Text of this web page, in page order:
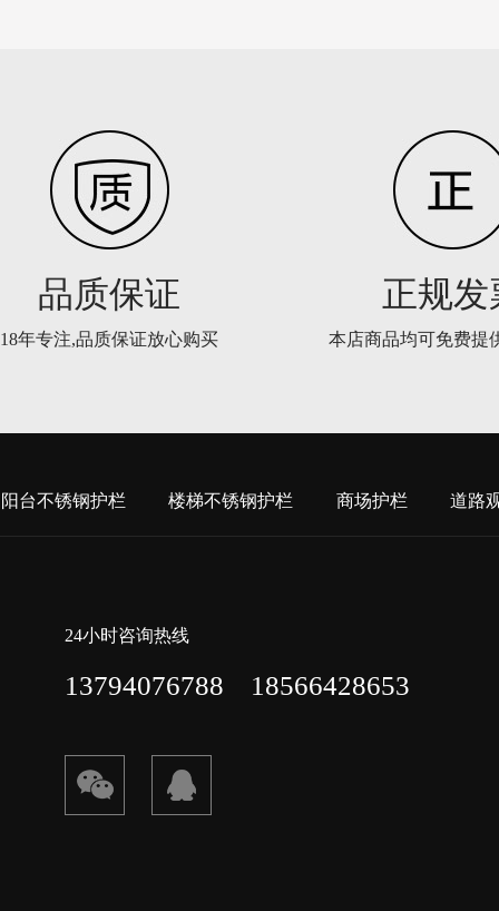
品质保证
18年专注,品质保证放心购买
正规发
本店商品均可免费提
阳台不锈钢护栏 楼梯不锈钢护栏 商场护栏 道路
24小时咨询热线
13794076788 18566428653